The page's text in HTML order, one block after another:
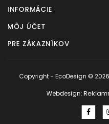
INFORMÁCIE
MÔJ ÚČET
PRE ZÁKAZNÍKOV
Copyright - EcoDesign ©
Webdesign: